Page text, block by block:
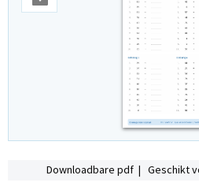
Downloadbare pdf | Geschikt